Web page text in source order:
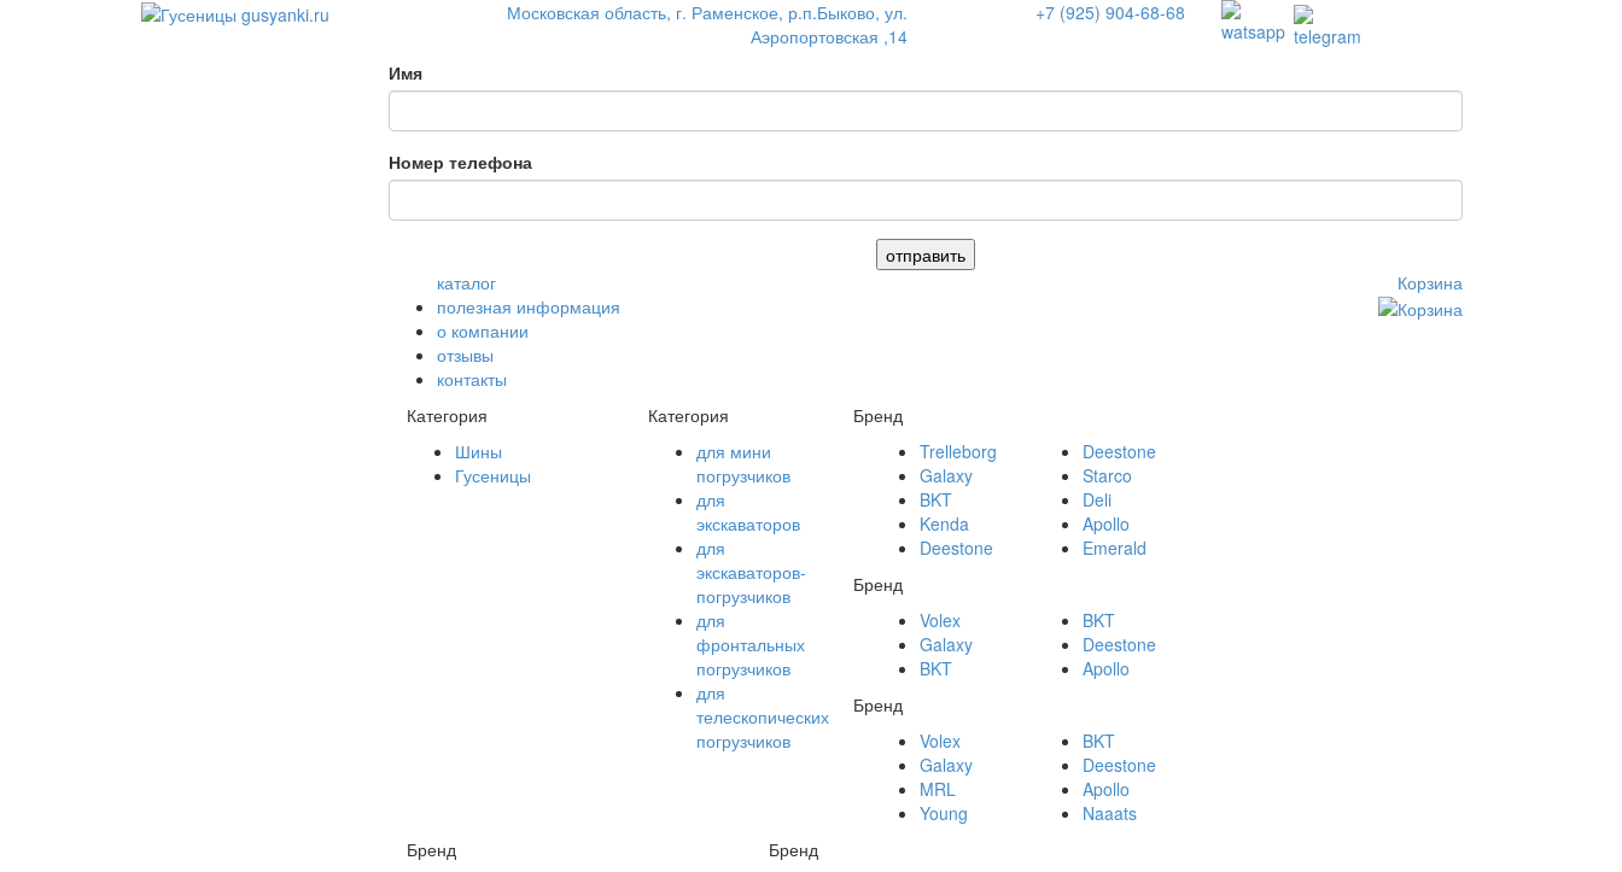
Московская область, г. Раменское, р.п.Быково, ул.
Аэропортовская ,14
+7 (925) 904-68-68
Имя
Номер телефона
каталог
полезная информация
о компании
отзывы
контакты
Категория
Шины
Гусеницы
Категория
для мини
погрузчиков
для
экскаваторов
для
экскаваторов-
погрузчиков
для
фронтальных
погрузчиков
для
телескопических
погрузчиков
Бренд
Trelleborg
Galaxy
BKT
Kenda
Deestone
Deestone
Starco
Deli
Apollo
Emerald
Бренд
Volex
Galaxy
BKT
BKT
Deestone
Apollo
Бренд
Volex
Galaxy
MRL
Young
BKT
Deestone
Apollo
Naaats
Бренд
Бренд
Корзина